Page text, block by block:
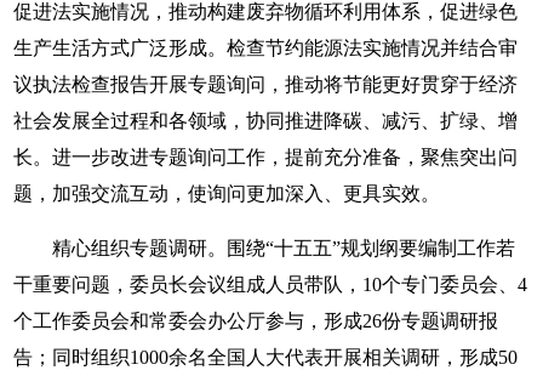
促进法实施情况，推动构建废弃物循环利用体系，促进绿色
生产生活方式广泛形成。检查节约能源法实施情况并结合审
议执法检查报告开展专题询问，推动将节能更好贯穿于经济
社会发展全过程和各领域，协同推进降碳、减污、扩绿、增
长。进一步改进专题询问工作，提前充分准备，聚焦突出问
题，加强交流互动，使询问更加深入、更具实效。
精心组织专题调研。围绕“十五五”规划纲要编制工作若
干重要问题，委员长会议组成人员带队，10个专门委员会、4
个工作委员会和常委会办公厅参与，形成26份专题调研报
告；同时组织1000余名全国人大代表开展相关调研，形成50